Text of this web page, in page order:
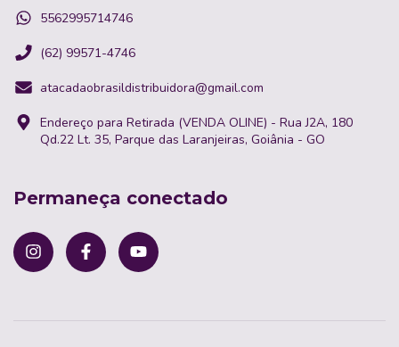
5562995714746
(62) 99571-4746
atacadaobrasildistribuidora@gmail.com
Endereço para Retirada (VENDA OLINE) - Rua J2A, 180
Qd.22 Lt. 35, Parque das Laranjeiras, Goiânia - GO
Permaneça conectado